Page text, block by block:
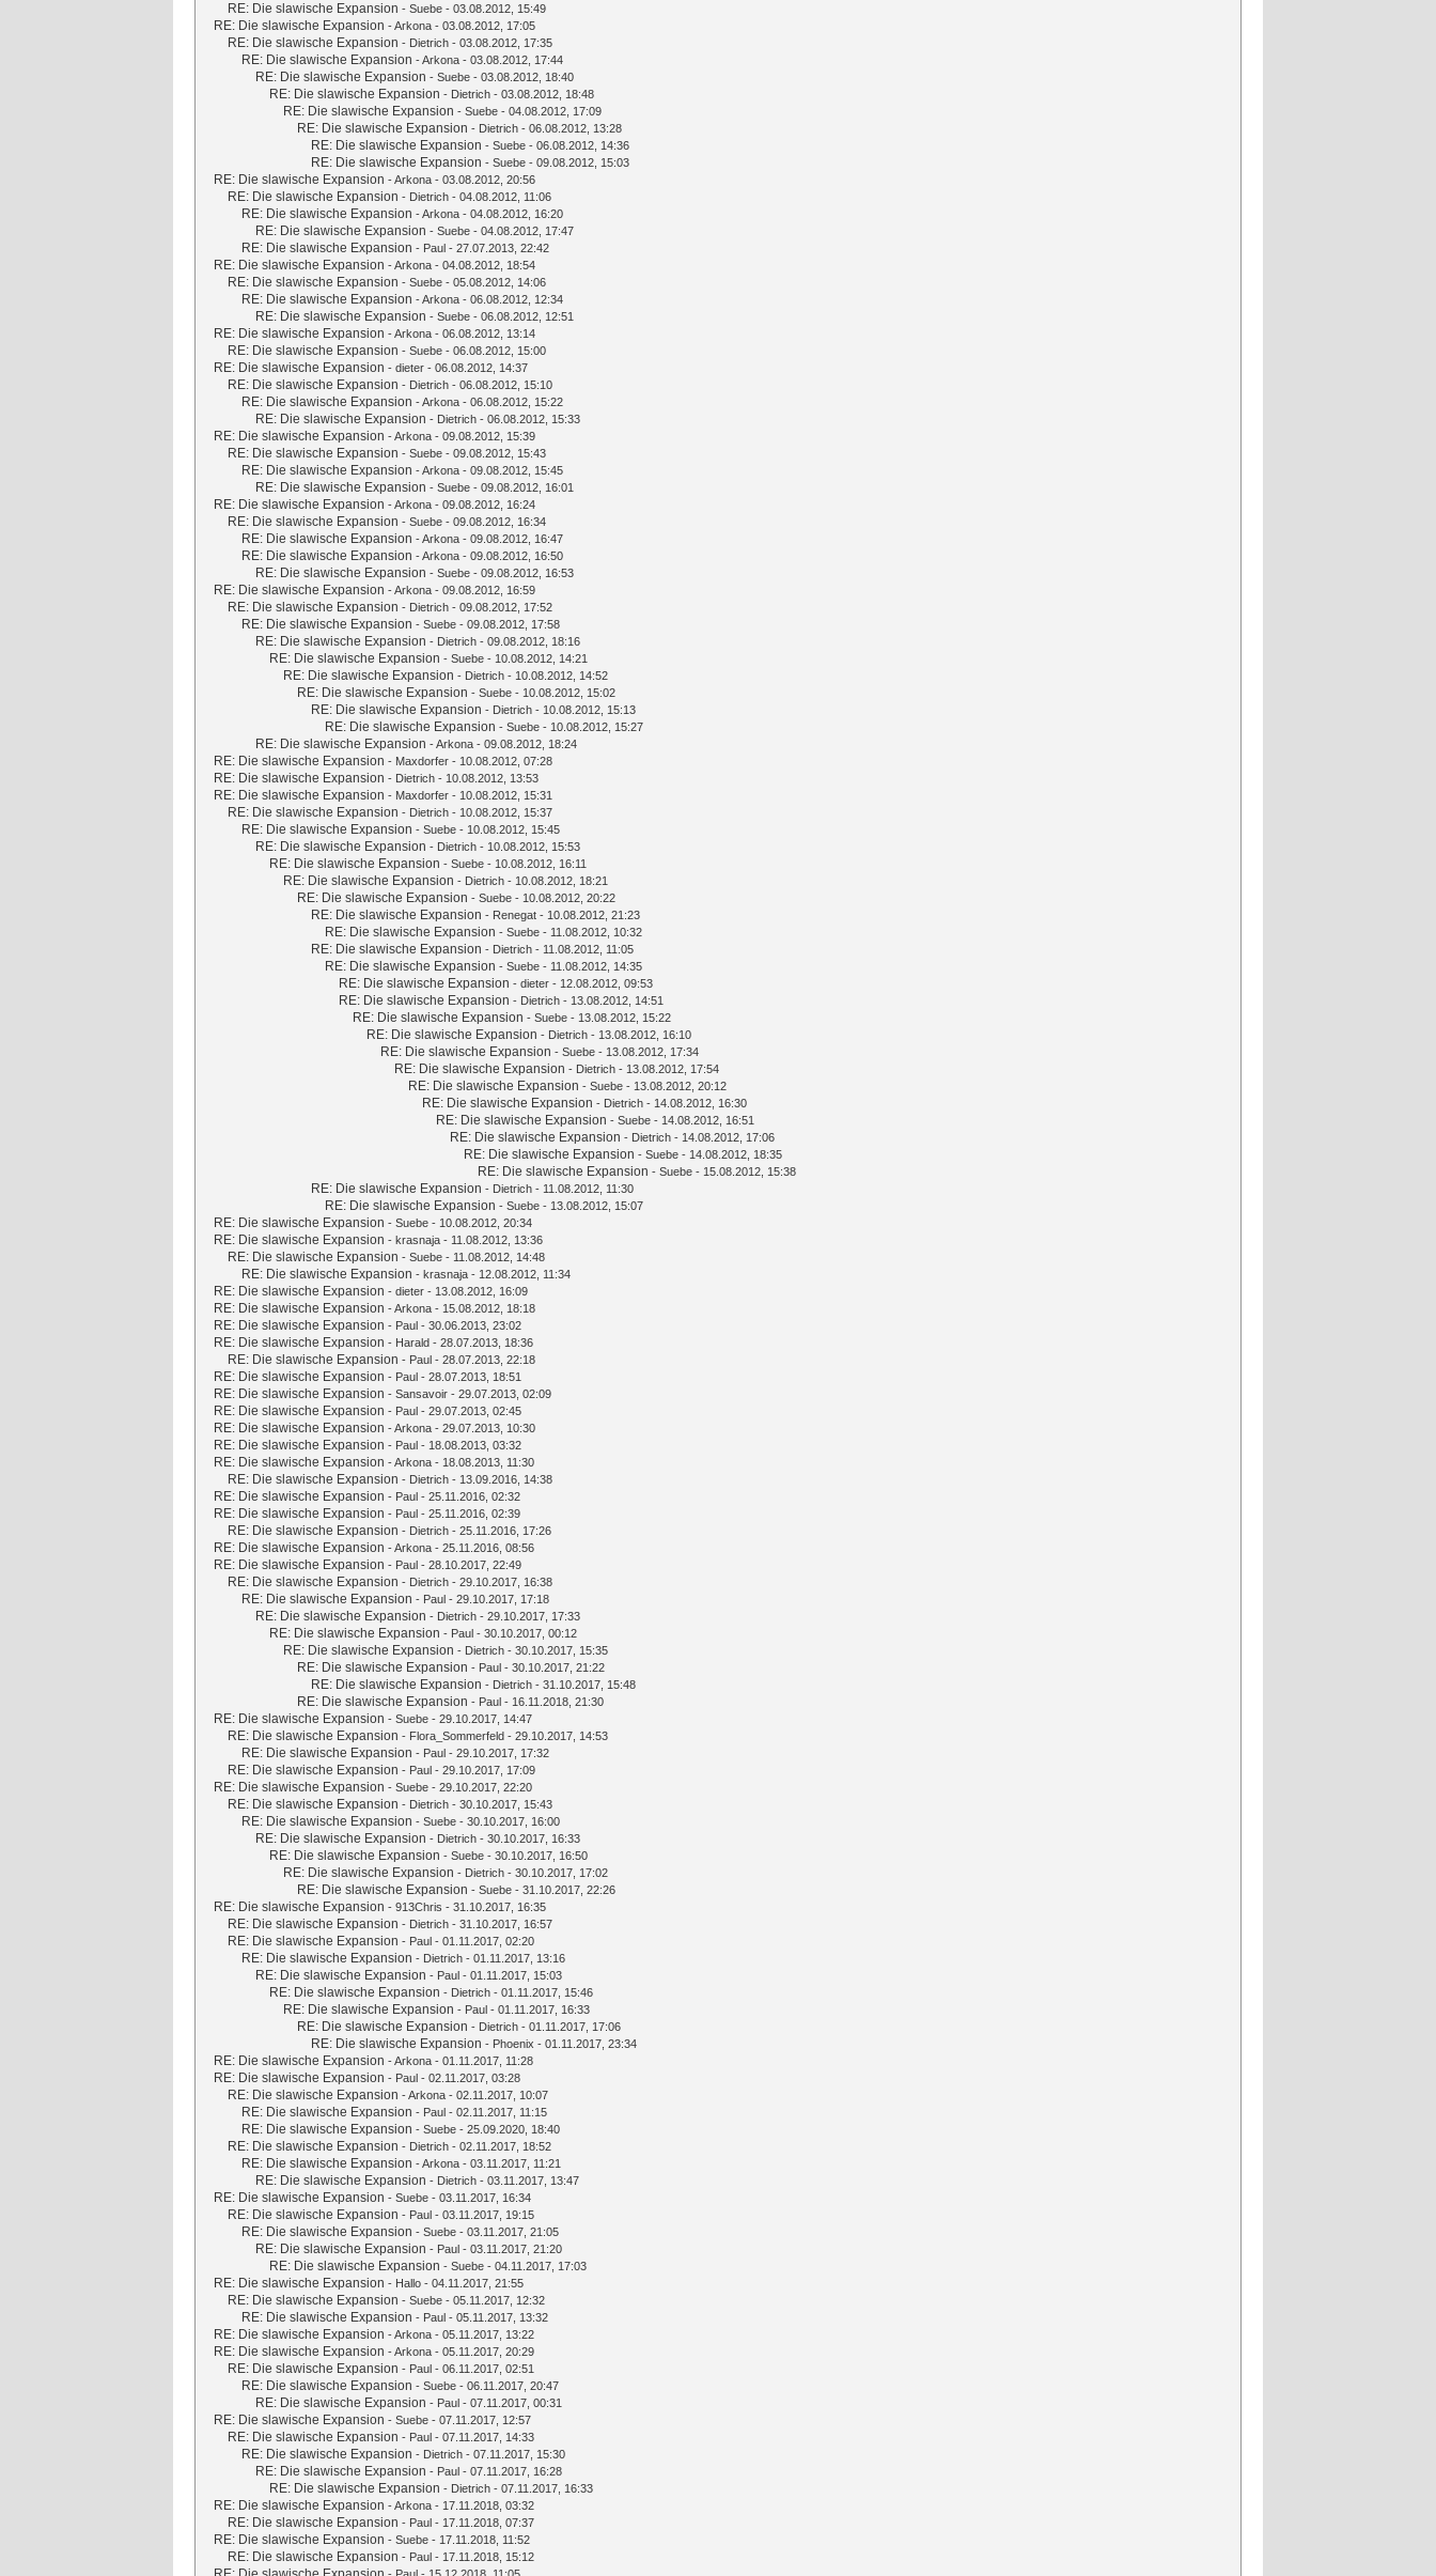
RE: Die slawische Expansion - Suebe - 03.08.2012, 15:49
RE: Die slawische Expansion -Arkona - 03.08.2012, 17:05
RE: Die slawische Expansion - Dietrich - 03.08.2012, 17:35
RE: Die slawische Expansion -Arkona - 03.08.2012, 17:44
RE: Die slawische Expansion - Suebe - 03.08.2012, 18:40
RE: Die slawische Expansion - Dietrich - 03.08.2012, 18:48
RE: Die slawische Expansion - Suebe - 04.08.2012, 17:09
RE: Die slawische Expansion - Dietrich - 06.08.2012, 13:28
RE: Die slawische Expansion - Suebe - 06.08.2012, 14:36
RE: Die slawische Expansion - Suebe - 09.08.2012, 15:03
RE: Die slawische Expansion -Arkona - 03.08.2012, 20:56
RE: Die slawische Expansion - Dietrich - 04.08.2012, 11:06
RE: Die slawische Expansion -Arkona - 04.08.2012, 16:20
RE: Die slawische Expansion - Suebe - 04.08.2012, 17:47
RE: Die slawische Expansion - Paul - 27.07.2013, 22:42
RE: Die slawische Expansion -Arkona - 04.08.2012, 18:54
RE: Die slawische Expansion - Suebe - 05.08.2012, 14:06
RE: Die slawische Expansion -Arkona - 06.08.2012, 12:34
RE: Die slawische Expansion - Suebe - 06.08.2012, 12:51
RE: Die slawische Expansion -Arkona - 06.08.2012, 13:14
RE: Die slawische Expansion - Suebe - 06.08.2012, 15:00
RE: Die slawische Expansion - dieter - 06.08.2012, 14:37
RE: Die slawische Expansion - Dietrich - 06.08.2012, 15:10
RE: Die slawische Expansion -Arkona - 06.08.2012, 15:22
RE: Die slawische Expansion - Dietrich - 06.08.2012, 15:33
RE: Die slawische Expansion -Arkona - 09.08.2012, 15:39
RE: Die slawische Expansion - Suebe - 09.08.2012, 15:43
RE: Die slawische Expansion -Arkona - 09.08.2012, 15:45
RE: Die slawische Expansion - Suebe - 09.08.2012, 16:01
RE: Die slawische Expansion -Arkona - 09.08.2012, 16:24
RE: Die slawische Expansion - Suebe - 09.08.2012, 16:34
RE: Die slawische Expansion -Arkona - 09.08.2012, 16:47
RE: Die slawische Expansion -Arkona - 09.08.2012, 16:50
RE: Die slawische Expansion - Suebe - 09.08.2012, 16:53
RE: Die slawische Expansion -Arkona - 09.08.2012, 16:59
RE: Die slawische Expansion - Dietrich - 09.08.2012, 17:52
RE: Die slawische Expansion - Suebe - 09.08.2012, 17:58
RE: Die slawische Expansion - Dietrich - 09.08.2012, 18:16
RE: Die slawische Expansion - Suebe - 10.08.2012, 14:21
RE: Die slawische Expansion - Dietrich - 10.08.2012, 14:52
RE: Die slawische Expansion - Suebe - 10.08.2012, 15:02
RE: Die slawische Expansion - Dietrich - 10.08.2012, 15:13
RE: Die slawische Expansion - Suebe - 10.08.2012, 15:27
RE: Die slawische Expansion -Arkona - 09.08.2012, 18:24
RE: Die slawische Expansion - Maxdorfer - 10.08.2012, 07:28
RE: Die slawische Expansion - Dietrich - 10.08.2012, 13:53
RE: Die slawische Expansion - Maxdorfer - 10.08.2012, 15:31
RE: Die slawische Expansion - Dietrich - 10.08.2012, 15:37
RE: Die slawische Expansion - Suebe - 10.08.2012, 15:45
RE: Die slawische Expansion - Dietrich - 10.08.2012, 15:53
RE: Die slawische Expansion - Suebe - 10.08.2012, 16:11
RE: Die slawische Expansion - Dietrich - 10.08.2012, 18:21
RE: Die slawische Expansion - Suebe - 10.08.2012, 20:22
RE: Die slawische Expansion - Renegat - 10.08.2012, 21:23
RE: Die slawische Expansion - Suebe - 11.08.2012, 10:32
RE: Die slawische Expansion - Dietrich - 11.08.2012, 11:05
RE: Die slawische Expansion - Suebe - 11.08.2012, 14:35
RE: Die slawische Expansion - dieter - 12.08.2012, 09:53
RE: Die slawische Expansion - Dietrich - 13.08.2012, 14:51
RE: Die slawische Expansion - Suebe - 13.08.2012, 15:22
RE: Die slawische Expansion - Dietrich - 13.08.2012, 16:10
RE: Die slawische Expansion - Suebe - 13.08.2012, 17:34
RE: Die slawische Expansion - Dietrich - 13.08.2012, 17:54
RE: Die slawische Expansion - Suebe - 13.08.2012, 20:12
RE: Die slawische Expansion - Dietrich - 14.08.2012, 16:30
RE: Die slawische Expansion - Suebe - 14.08.2012, 16:51
RE: Die slawische Expansion - Dietrich - 14.08.2012, 17:06
RE: Die slawische Expansion - Suebe - 14.08.2012, 18:35
RE: Die slawische Expansion - Suebe - 15.08.2012, 15:38
RE: Die slawische Expansion - Dietrich - 11.08.2012, 11:30
RE: Die slawische Expansion - Suebe - 13.08.2012, 15:07
RE: Die slawische Expansion - Suebe - 10.08.2012, 20:34
RE: Die slawische Expansion - krasnaja - 11.08.2012, 13:36
RE: Die slawische Expansion - Suebe - 11.08.2012, 14:48
RE: Die slawische Expansion - krasnaja - 12.08.2012, 11:34
RE: Die slawische Expansion - dieter - 13.08.2012, 16:09
RE: Die slawische Expansion -Arkona - 15.08.2012, 18:18
RE: Die slawische Expansion - Paul - 30.06.2013, 23:02
RE: Die slawische Expansion - Harald - 28.07.2013, 18:36
RE: Die slawische Expansion - Paul - 28.07.2013, 22:18
RE: Die slawische Expansion - Paul - 28.07.2013, 18:51
RE: Die slawische Expansion - Sansavoir - 29.07.2013, 02:09
RE: Die slawische Expansion - Paul - 29.07.2013, 02:45
RE: Die slawische Expansion -Arkona - 29.07.2013, 10:30
RE: Die slawische Expansion - Paul - 18.08.2013, 03:32
RE: Die slawische Expansion -Arkona - 18.08.2013, 11:30
RE: Die slawische Expansion - Dietrich - 13.09.2016, 14:38
RE: Die slawische Expansion - Paul - 25.11.2016, 02:32
RE: Die slawische Expansion - Paul - 25.11.2016, 02:39
RE: Die slawische Expansion - Dietrich - 25.11.2016, 17:26
RE: Die slawische Expansion -Arkona - 25.11.2016, 08:56
RE: Die slawische Expansion - Paul - 28.10.2017, 22:49
RE: Die slawische Expansion - Dietrich - 29.10.2017, 16:38
RE: Die slawische Expansion - Paul - 29.10.2017, 17:18
RE: Die slawische Expansion - Dietrich - 29.10.2017, 17:33
RE: Die slawische Expansion - Paul - 30.10.2017, 00:12
RE: Die slawische Expansion - Dietrich - 30.10.2017, 15:35
RE: Die slawische Expansion - Paul - 30.10.2017, 21:22
RE: Die slawische Expansion - Dietrich - 31.10.2017, 15:48
RE: Die slawische Expansion - Paul - 16.11.2018, 21:30
RE: Die slawische Expansion - Suebe - 29.10.2017, 14:47
RE: Die slawische Expansion - Flora_Sommerfeld - 29.10.2017, 14:53
RE: Die slawische Expansion - Paul - 29.10.2017, 17:32
RE: Die slawische Expansion - Paul - 29.10.2017, 17:09
RE: Die slawische Expansion - Suebe - 29.10.2017, 22:20
RE: Die slawische Expansion - Dietrich - 30.10.2017, 15:43
RE: Die slawische Expansion - Suebe - 30.10.2017, 16:00
RE: Die slawische Expansion - Dietrich - 30.10.2017, 16:33
RE: Die slawische Expansion - Suebe - 30.10.2017, 16:50
RE: Die slawische Expansion - Dietrich - 30.10.2017, 17:02
RE: Die slawische Expansion - Suebe - 31.10.2017, 22:26
RE: Die slawische Expansion - 913Chris - 31.10.2017, 16:35
RE: Die slawische Expansion - Dietrich - 31.10.2017, 16:57
RE: Die slawische Expansion - Paul - 01.11.2017, 02:20
RE: Die slawische Expansion - Dietrich - 01.11.2017, 13:16
RE: Die slawische Expansion - Paul - 01.11.2017, 15:03
RE: Die slawische Expansion - Dietrich - 01.11.2017, 15:46
RE: Die slawische Expansion - Paul - 01.11.2017, 16:33
RE: Die slawische Expansion - Dietrich - 01.11.2017, 17:06
RE: Die slawische Expansion - Phoenix - 01.11.2017, 23:34
RE: Die slawische Expansion -Arkona - 01.11.2017, 11:28
RE: Die slawische Expansion - Paul - 02.11.2017, 03:28
RE: Die slawische Expansion -Arkona - 02.11.2017, 10:07
RE: Die slawische Expansion - Paul - 02.11.2017, 11:15
RE: Die slawische Expansion - Suebe - 25.09.2020, 18:40
RE: Die slawische Expansion - Dietrich - 02.11.2017, 18:52
RE: Die slawische Expansion -Arkona - 03.11.2017, 11:21
RE: Die slawische Expansion - Dietrich - 03.11.2017, 13:47
RE: Die slawische Expansion - Suebe - 03.11.2017, 16:34
RE: Die slawische Expansion - Paul - 03.11.2017, 19:15
RE: Die slawische Expansion - Suebe - 03.11.2017, 21:05
RE: Die slawische Expansion - Paul - 03.11.2017, 21:20
RE: Die slawische Expansion - Suebe - 04.11.2017, 17:03
RE: Die slawische Expansion - Hallo - 04.11.2017, 21:55
RE: Die slawische Expansion - Suebe - 05.11.2017, 12:32
RE: Die slawische Expansion - Paul - 05.11.2017, 13:32
RE: Die slawische Expansion -Arkona - 05.11.2017, 13:22
RE: Die slawische Expansion -Arkona - 05.11.2017, 20:29
RE: Die slawische Expansion - Paul - 06.11.2017, 02:51
RE: Die slawische Expansion - Suebe - 06.11.2017, 20:47
RE: Die slawische Expansion - Paul - 07.11.2017, 00:31
RE: Die slawische Expansion - Suebe - 07.11.2017, 12:57
RE: Die slawische Expansion - Paul - 07.11.2017, 14:33
RE: Die slawische Expansion - Dietrich - 07.11.2017, 15:30
RE: Die slawische Expansion - Paul - 07.11.2017, 16:28
RE: Die slawische Expansion - Dietrich - 07.11.2017, 16:33
RE: Die slawische Expansion -Arkona - 17.11.2018, 03:32
RE: Die slawische Expansion - Paul - 17.11.2018, 07:37
RE: Die slawische Expansion - Suebe - 17.11.2018, 11:52
RE: Die slawische Expansion - Paul - 17.11.2018, 15:12